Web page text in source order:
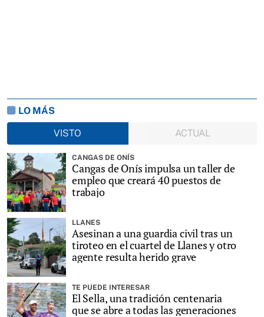
LO MÁS
VISTO
ACTUAL
CANGAS DE ONÍS
Cangas de Onís impulsa un taller de
empleo que creará 40 puestos de
trabajo
LLANES
Asesinan a una guardia civil tras un
tiroteo en el cuartel de Llanes y otro
agente resulta herido grave
TE PUEDE INTERESAR
El Sella, una tradición centenaria
que se abre a todas las generaciones